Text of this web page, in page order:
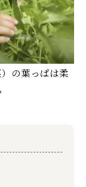
の葉っぱは柔